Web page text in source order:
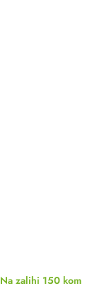
Na zalihi 150 kom